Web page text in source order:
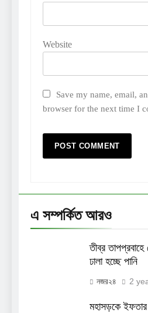
Website
Save my name, email,
browser for the next time I
এ সম্পর্কিত আরও
তীব্র
ঢালা হচ্ছে পানি
নজর২৪ 2
মহাসড়কে ইফতার